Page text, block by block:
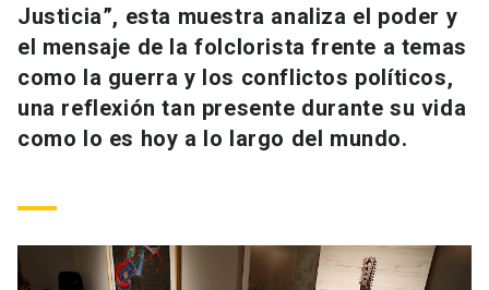
Personal
Alumni launch
Padres y familia
Mi Cuenta UC launch
launch
Mi Portal UC launch
Donaciones
Justicia”, esta muestra analiza el poder y
el mensaje de la folclorista frente a temas
como la guerra y los conflictos políticos,
una reflexión tan presente durante su vida
como lo es hoy a lo largo del mundo.